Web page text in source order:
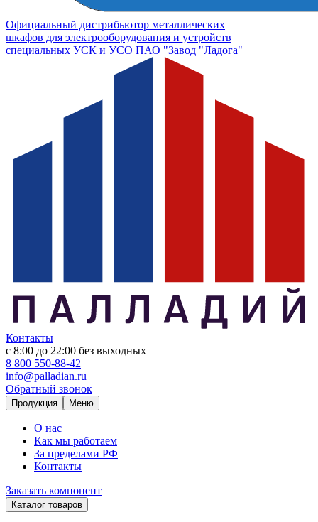
Официальный дистрибьютор металлических
шкафов для электрооборудования и устройств
специальных УСК и УСО ПАО "Завод "Ладога"
Контакты
с 8:00 до 22:00 без выходных
8 800 550-88-42
info@palladian.ru
Обратный звонок
Продукция Меню
О нас
Как мы работаем
За пределами РФ
Контакты
Заказать компонент
Каталог товаров